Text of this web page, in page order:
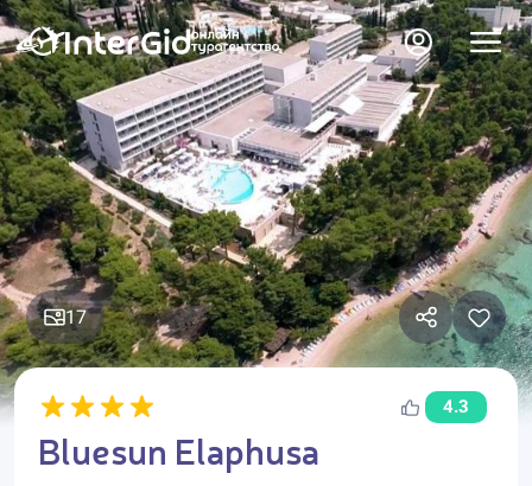
17
4.3
Bluesun Elaphusa